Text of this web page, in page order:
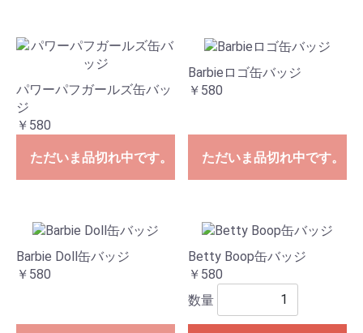
パワーパフガールズ缶バッ
ジ
￥580
ただいま品切れ中です。
Barbieロゴ缶バッジ
￥580
ただいま品切れ中です。
Barbie Doll缶バッジ
￥580
Betty Boop缶バッジ
￥580
数量